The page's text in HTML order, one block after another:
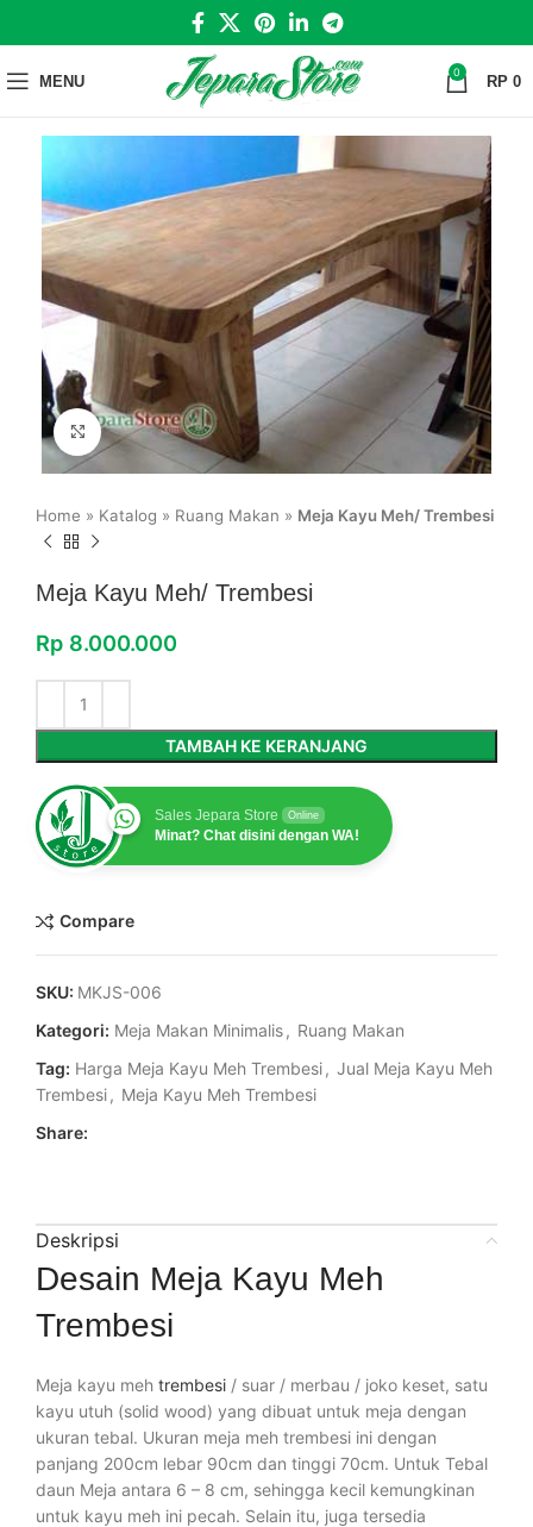
MENU 0 RP 0
Click to enlarge
Home » Katalog » Ruang Makan » Meja Kayu Meh/ Trembesi
Meja Kayu Meh/ Trembesi
Rp 8.000.000
TAMBAH KE KERANJANG
Sales Jepara Store Online
Minat? Chat disini dengan WA!
Compare
SKU: MKJS-006
Kategori: Meja Makan Minimalis, Ruang Makan
Tag: Harga Meja Kayu Meh Trembesi, Jual Meja Kayu Meh
Trembesi, Meja Kayu Meh Trembesi
Share:
Deskripsi
Desain Meja Kayu Meh
Trembesi
Meja kayu meh trembesi / suar / merbau / joko keset, satu
kayu utuh (solid wood) yang dibuat untuk meja dengan
ukuran tebal. Ukuran meja meh trembesi ini dengan
panjang 200cm lebar 90cm dan tinggi 70cm. Untuk Tebal
daun Meja antara 6 – 8 cm, sehingga kecil kemungkinan
untuk kayu meh ini pecah. Selain itu, juga tersedia